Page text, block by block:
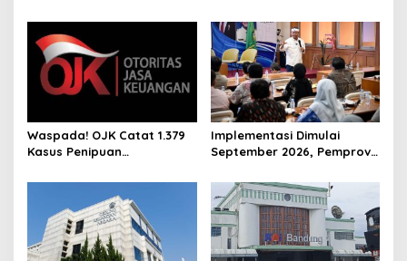
Waspada! OJK Catat 1.379
Kasus Penipuan
Implementasi Dimulai
September 2026, Pemprov
Rumah Tepat Sasaran